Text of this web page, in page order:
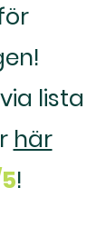
via lista
här
!